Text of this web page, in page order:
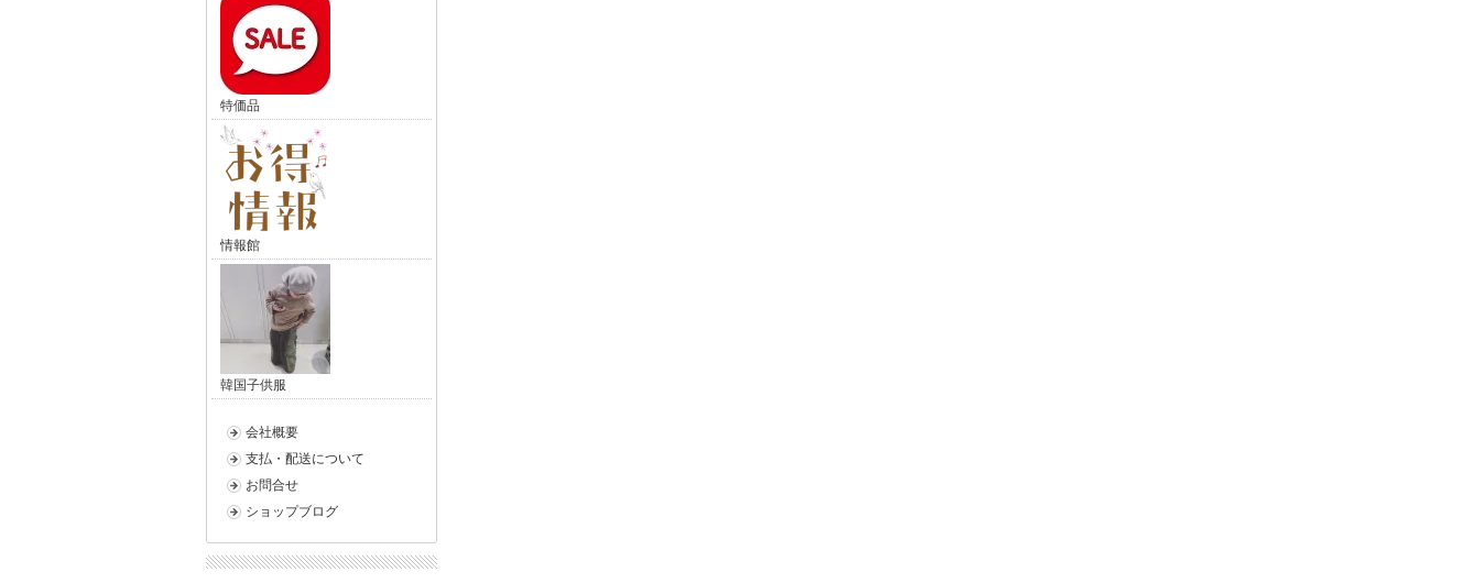
特価品
情報館
韓国子供服
会社概要
支払・配送について
お問合せ
ショップブログ